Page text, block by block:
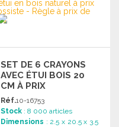
Demander un devis
SET DE 6 CRAYONS
AVEC ÉTUI BOIS 20
CM À PRIX
GROSSISTE
Réf.10-16753
Stock : 8 000 articles
Dimensions : 2.5 x 20.5 x 3.5